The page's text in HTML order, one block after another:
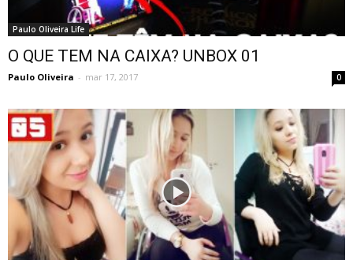
Paulo Oliveira Life
O QUE TEM NA CAIXA? UNBOX 01
Paulo Oliveira - mar 17, 2017 0